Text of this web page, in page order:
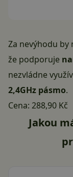
Za nevýhodu
že podporuje
nezvládne
2,4GHz pásmo.
Cena: 288,90 Kč
Jakou